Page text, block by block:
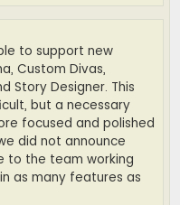
to support new
Custom Divas,
Story Designer. This
but a necessary
focused and polished
did not announce
to the team working
as many features as